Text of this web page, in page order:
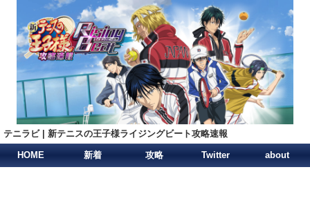
テニラビ | 新テニスの王子様ライジングビート攻略速報
HOME 新着 攻略 Twitter about